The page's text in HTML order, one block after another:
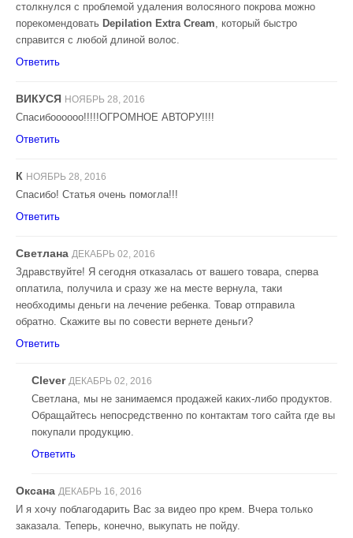
столкнулся с проблемой удаления волосяного покрова можно
порекомендовать Depilation Extra Cream, который быстро
справится с любой длиной волос.
Ответить
ВИКУСЯ НОЯБРЬ 28, 2016
Спасибоооооо!!!!!ОГРОМНОЕ АВТОРУ!!!!
Ответить
К НОЯБРЬ 28, 2016
Спасибо! Статья очень помогла!!!
Ответить
Светлана ДЕКАБРЬ 02, 2016
Здравствуйте! Я сегодня отказалась от вашего товара, сперва
оплатила, получила и сразу же на месте вернула, таки
необходимы деньги на лечение ребенка. Товар отправила
обратно. Скажите вы по совести вернете деньги?
Ответить
Clever ДЕКАБРЬ 02, 2016
Светлана, мы не занимаемся продажей каких-либо продуктов.
Обращайтесь непосредственно по контактам того сайта где вы
покупали продукцию.
Ответить
Оксана ДЕКАБРЬ 16, 2016
И я хочу поблагодарить Вас за видео про крем. Вчера только
заказала. Теперь, конечно, выкупать не пойду.